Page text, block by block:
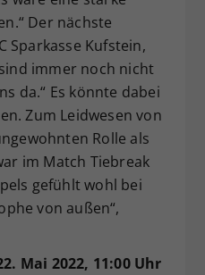
Der nächste
Sparkasse Kufstein,
immer noch nicht
da.“ Es könnte dabei
Zum Leidwesen von
Rolle als
im Match Tiebreak
gefühlt wohl bei
von außen“,
Mai 2022, 11:00 Uhr